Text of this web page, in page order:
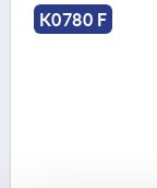
K0780 F